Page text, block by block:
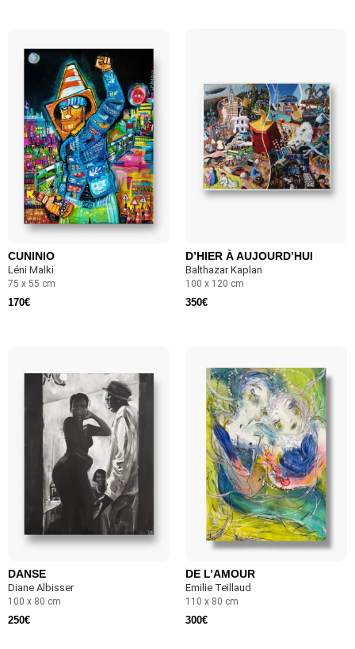
CUNINIO
Léni Malki
75 x 55 cm
170€
D’HIER À AUJOURD’HUI
Balthazar Kaplan
100 x 120 cm
350€
DANSE
Diane Albisser
100 x 80 cm
250€
DE L’AMOUR
Emilie Teillaud
110 x 80 cm
300€